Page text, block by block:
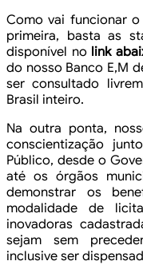
Como vai funcionar
primeira, basta as
disponível no link
do nosso Banco E,M
ser consultado
Brasil inteiro.
Na outra ponta,
conscientização
Público, desde o
até os órgãos
demonstrar os
modalidade de
inovadoras
sejam sem
inclusive ser